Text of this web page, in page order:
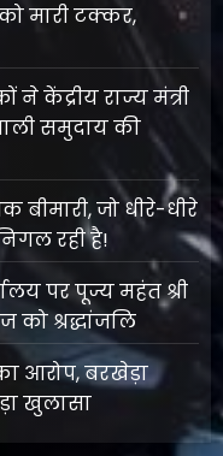
मारी टक्कर,
ने केंद्रीय राज्य मंत्री
समुदाय की
जो धीरे-धीरे
रही है!
पर पूज्य महंत श्री
को श्रद्धांजलि
आरोप, बरखेड़ा
खुलासा